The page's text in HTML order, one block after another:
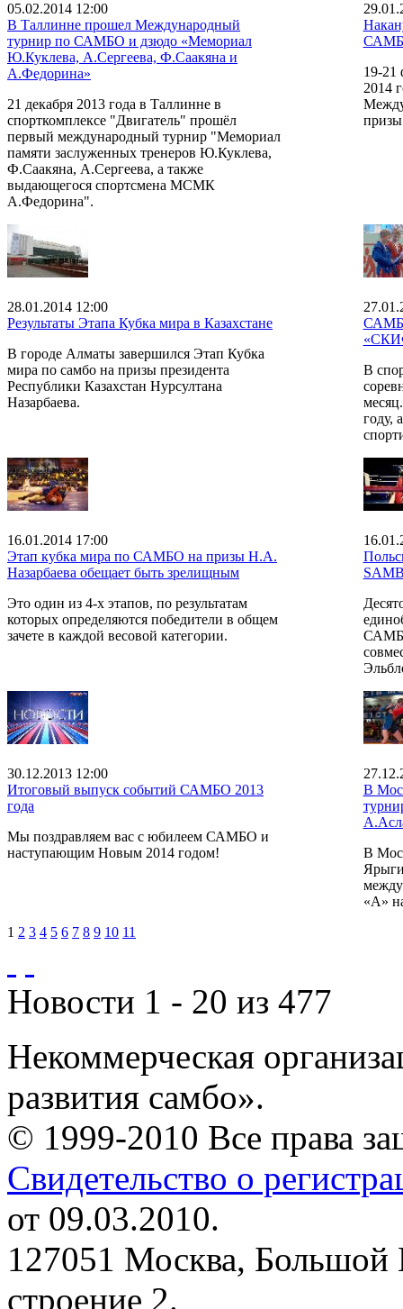
05.02.2014 12:00
В Таллинне прошел Международный
турнир по САМБО и дзюдо «Мемориал
Ю.Куклева, А.Сергеева, Ф.Саакяна и
А.Федорина»
21 декабря 2013 года в Таллинне в
спорткомплексе "Двигатель" прошёл
первый международный турнир "Мемориал
памяти заслуженных тренеров Ю.Куклева,
Ф.Саакяна, А.Сергеева, а также
выдающегося спортсмена МСМК
А.Федорина".
19-21
2014
призы
28.01.2014 12:00
Результаты Этапа Кубка мира в Казахстане
В городе Алматы завершился Этап Кубка
мира по самбо на призы президента
Республики Казахстан Нурсултана
Назарбаева.
В
году,
16.01.2014 17:00
Этап кубка мира по САМБО на призы Н.А.
Назарбаева обещает быть зрелищным
Это один из 4-х этапов, по результатам
которых определяются победители в общем
зачете в каждой весовой категории.
30.12.2013 12:00
Итоговый выпуск событий САМБО 2013
года
Мы поздравляем вас с юбилеем САМБО и
наступающим Новым 2014 годом!
В
В
«А»
1 2 3 4 5 6 7 8 9 10 11
Новости 1 - 20 из 477
Некоммерческая
развития самбо».
© 1999-2010 Все права
Свидетельство о
от 09.03.2010.
127051 Москва, Большой
строение 2.